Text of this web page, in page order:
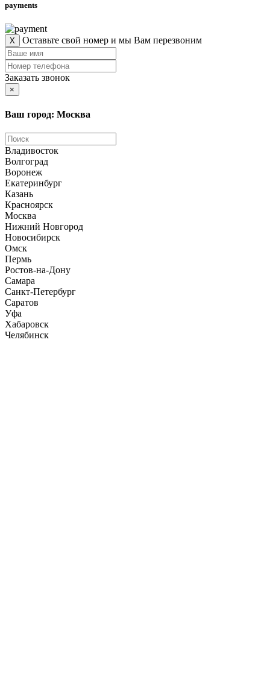
payments
X Оставьте свой номер и мы Вам перезвоним
Заказать звонок
×
Ваш город: Москва
Владивосток
Волгоград
Воронеж
Екатеринбург
Казань
Красноярск
Москва
Нижний Новгород
Новосибирск
Омск
Пермь
Ростов-на-Дону
Самара
Санкт-Петербург
Саратов
Уфа
Хабаровск
Челябинск